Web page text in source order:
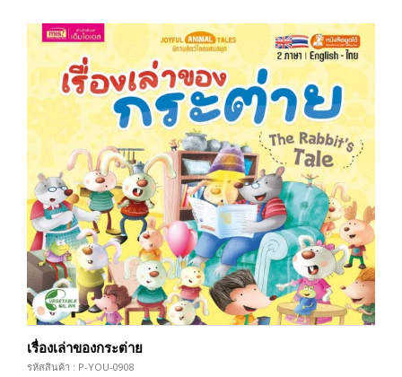
เรื่องเล่าของกระต่าย
รหัสสินค้า : P-YOU-0908